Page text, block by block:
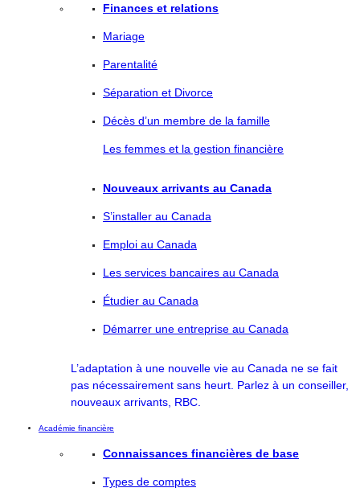
Finances et relations
Mariage
Parentalité
Séparation et Divorce
Décès d’un membre de la famille
Les femmes et la gestion financière
Nouveaux arrivants au Canada
S’installer au Canada
Emploi au Canada
Les services bancaires au Canada
Étudier au Canada
Démarrer une entreprise au Canada
L’adaptation à une nouvelle vie au Canada ne se fait
pas nécessairement sans heurt. Parlez à un conseiller,
nouveaux arrivants, RBC.
Académie financière
Connaissances financières de base
Types de comptes